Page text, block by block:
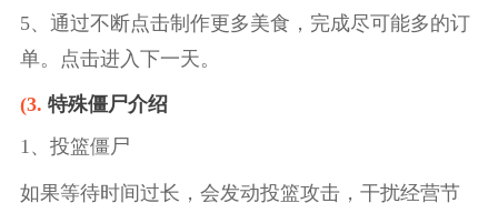
5、通过不断点击制作更多美食，完成尽可能多的订
单。点击进入下一天。
(3. 特殊僵尸介绍
1、投篮僵尸
如果等待时间过长，会发动投篮攻击，干扰经营节